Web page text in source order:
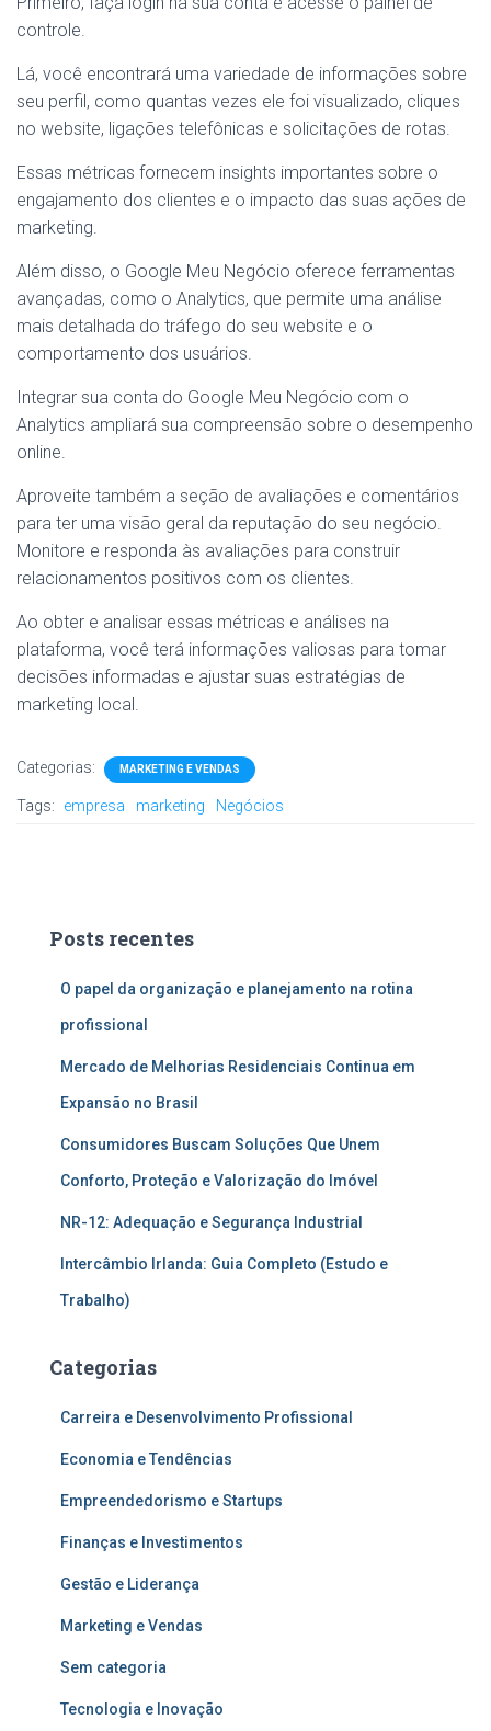
controle.
Lá, você encontrará uma variedade de informações sobre
seu perfil, como quantas vezes ele foi visualizado, cliques
no website, ligações telefônicas e solicitações de rotas.
Essas métricas fornecem insights importantes sobre o
engajamento dos clientes e o impacto das suas ações de
marketing.
Além disso, o Google Meu Negócio oferece ferramentas
avançadas, como o Analytics, que permite uma análise
mais detalhada do tráfego do seu website e o
comportamento dos usuários.
Integrar sua conta do Google Meu Negócio com o
Analytics ampliará sua compreensão sobre o desempenho
online.
Aproveite também a seção de avaliações e comentários
para ter uma visão geral da reputação do seu negócio.
Monitore e responda às avaliações para construir
relacionamentos positivos com os clientes.
Ao obter e analisar essas métricas e análises na
plataforma, você terá informações valiosas para tomar
decisões informadas e ajustar suas estratégias de
marketing local.
Categorias: MARKETING E VENDAS
Tags: empresa marketing Negócios
Posts recentes
O papel da organização e planejamento na rotina
profissional
Mercado de Melhorias Residenciais Continua em
Expansão no Brasil
Consumidores Buscam Soluções Que Unem
Conforto, Proteção e Valorização do Imóvel
NR-12: Adequação e Segurança Industrial
Intercâmbio Irlanda: Guia Completo (Estudo e
Trabalho)
Categorias
Carreira e Desenvolvimento Profissional
Economia e Tendências
Empreendedorismo e Startups
Finanças e Investimentos
Gestão e Liderança
Marketing e Vendas
Sem categoria
Tecnologia e Inovação